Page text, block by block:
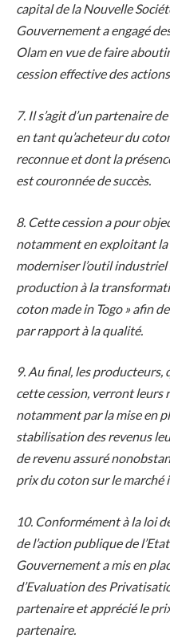
capital de la Nouvelle
Gouvernement a engagé
Olam en vue de faire
cession effective des
7. Il s’agit d’un partenaire
en tant qu’acheteur du
reconnue et dont la
est couronnée de succès.
8. Cette cession a pour
notamment en exploitant
moderniser l’outil
production à la
coton made in Togo » afin
par rapport à la qualité.
9. Au final, les producteurs,
cette cession, verront leurs
notamment par la mise en
stabilisation des revenus
de revenu assuré
prix du coton sur le
10. Conformément à la loi
de l’action publique de
Gouvernement a mis en
d’Evaluation des
partenaire et apprécié le
partenaire.